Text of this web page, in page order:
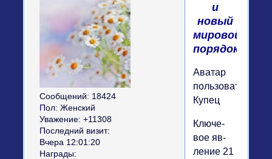
Сообщений: 18424
Пол: Женский
Уважение: +11308
Последний визит:
Вчера 12:01:20
Награды:
и
новый
мировой
порядок
Аватар
пользователя
Купец
Клю­че­
вое яв­
ле­ние 21